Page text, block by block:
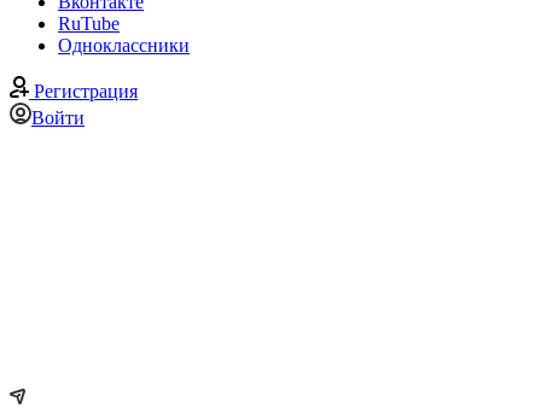
RuTube
Одноклассники
Регистрация
Войти